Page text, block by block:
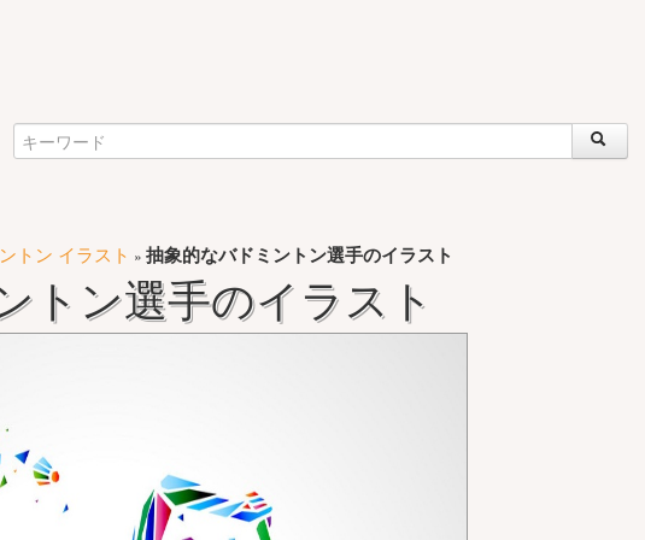
トン イラスト » 抽象的なバドミントン選手のイラスト
トン選手のイラスト